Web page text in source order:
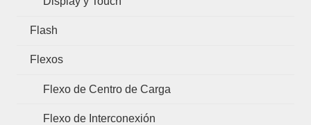
Flash
Flexos
Flexo de Centro de Carga
Flexo de Interconexión